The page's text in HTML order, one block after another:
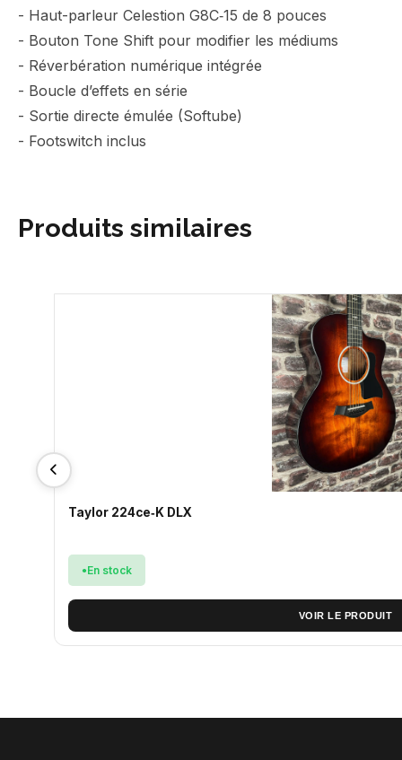
- Haut-parleur Celestion G8C‑15 de 8 pouces
- Bouton Tone Shift pour modifier les médiums
- Réverbération numérique intégrée
- Boucle d’effets en série
- Sortie directe émulée (Softube)
- Footswitch inclus
Produits similaires
Taylor 224ce‑K DLX
En stock
VOIR LE PRODUIT